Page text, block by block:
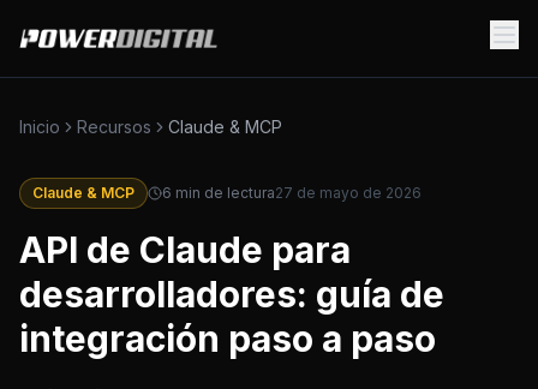
Inicio Recursos Claude & MCP
Claude & MCP 6 min de lectura27 de mayo de 2026
API de Claude para
desarrolladores: guía de
integración paso a paso